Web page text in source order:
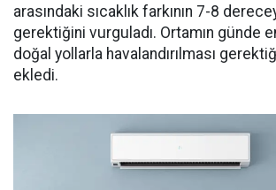
arasındaki sıcaklık farkının 7-8
gerektiğini vurguladı. Ortamın günde
doğal yollarla havalandırılması
ekledi.